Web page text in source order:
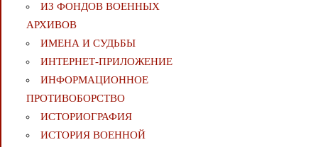
ИЗ ФОНДОВ ВОЕННЫХ
АРХИВОВ
ИМЕНА И СУДЬБЫ
ИНТЕРНЕТ-ПРИЛОЖЕНИЕ
ИНФОРМАЦИОННОЕ
ПРОТИВОБОРСТВО
ИСТОРИОГРАФИЯ
ИСТОРИЯ ВОЕННОЙ